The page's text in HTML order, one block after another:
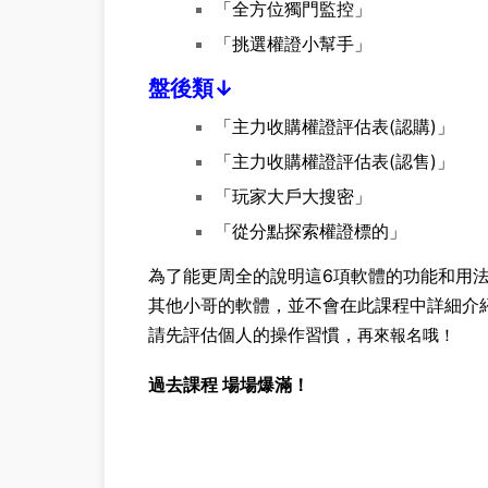
「全方位獨門監控」
「挑選權證小幫手」
盤後類↓
「主力收購權證評估表(認購)」
「主力收購權證評估表(認售)」
「玩家大戶大搜密」
「從分點探索權證標的」
為了能更周全的說明這6項軟體的功能和用
其他小哥的軟體，並不會在此課程中詳細介
請先評估個人的操作習慣， 再來報名哦！
過去課程 場場爆滿！